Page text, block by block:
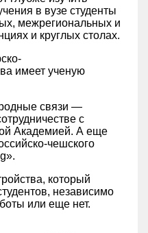
в вузе студенты
межрегиональных и
и круглых столах.
имеет ученую
связи —
с
Академией. А еще
чешского
который
независимо
или еще нет.